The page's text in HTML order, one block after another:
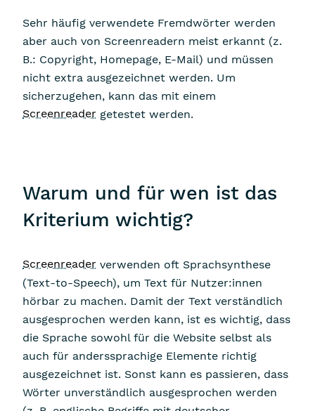
Sehr häufig verwendete Fremdwörter werden
aber auch von Screenreadern meist erkannt (z.
B.: Copyright, Homepage, E-Mail) und müssen
nicht extra ausgezeichnet werden. Um
sicherzugehen, kann das mit einem
Screenreader getestet werden.
Warum und für wen ist das
Kriterium wichtig?
Screenreader verwenden oft Sprachsynthese
(Text-to-Speech), um Text für Nutzer:innen
hörbar zu machen. Damit der Text verständlich
ausgesprochen werden kann, ist es wichtig, dass
die Sprache sowohl für die Website selbst als
auch für anderssprachige Elemente richtig
ausgezeichnet ist. Sonst kann es passieren, dass
Wörter unverständlich ausgesprochen werden